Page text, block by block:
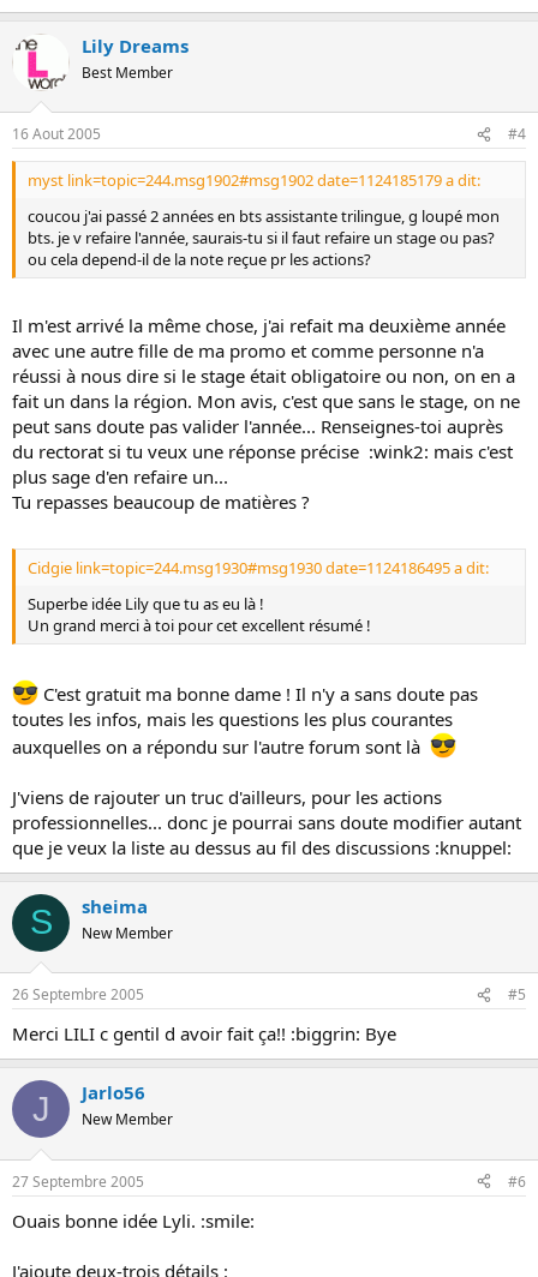
Lily Dreams
Best Member
16 Aout 2005 #4
myst link=topic=244.msg1902#msg1902 date=1124185179 a dit:
coucou j'ai passé 2 années en bts assistante trilingue, g loupé mon
bts. je v refaire l'année, saurais-tu si il faut refaire un stage ou pas?
ou cela depend-il de la note reçue pr les actions?
Il m'est arrivé la même chose, j'ai refait ma deuxième année
avec une autre fille de ma promo et comme personne n'a
réussi à nous dire si le stage était obligatoire ou non, on en a
fait un dans la région. Mon avis, c'est que sans le stage, on ne
peut sans doute pas valider l'année... Renseignes-toi auprès
du rectorat si tu veux une réponse précise :wink2: mais c'est
plus sage d'en refaire un...
Tu repasses beaucoup de matières ?
Cidgie link=topic=244.msg1930#msg1930 date=1124186495 a dit:
Superbe idée Lily que tu as eu là !
Un grand merci à toi pour cet excellent résumé !
C'est gratuit ma bonne dame ! Il n'y a sans doute pas
toutes les infos, mais les questions les plus courantes
auxquelles on a répondu sur l'autre forum sont là
J'viens de rajouter un truc d'ailleurs, pour les actions
professionnelles... donc je pourrai sans doute modifier autant
que je veux la liste au dessus au fil des discussions :knuppel:
S sheima
New Member
26 Septembre 2005 #5
Merci LILI c gentil d avoir fait ça!! :biggrin: Bye
J Jarlo56
New Member
27 Septembre 2005 #6
Ouais bonne idée Lyli. :smile:
J'ajoute deux-trois détails :